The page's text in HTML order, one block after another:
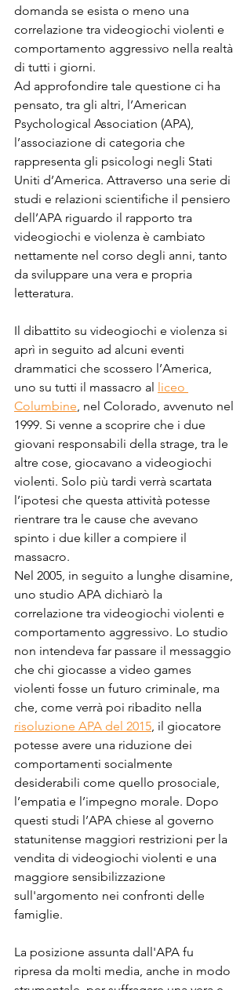
domanda se esista o meno una
correlazione tra videogiochi violenti e
comportamento aggressivo nella realtà
di tutti i giorni.
Ad approfondire tale questione ci ha
pensato, tra gli altri, l’American
Psychological Association (APA),
l’associazione di categoria che
rappresenta gli psicologi negli Stati
Uniti d’America. Attraverso una serie di
studi e relazioni scientifiche il pensiero
dell’APA riguardo il rapporto tra
videogiochi e violenza è cambiato
nettamente nel corso degli anni, tanto
da sviluppare una vera e propria
letteratura.
Il dibattito su videogiochi e violenza si
aprì in seguito ad alcuni eventi
drammatici che scossero l’America,
uno su tutti il massacro al liceo
Columbine , nel Colorado, avvenuto nel
1999. Si venne a scoprire che i due
giovani responsabili della strage, tra le
altre cose, giocavano a videogiochi
violenti. Solo più tardi verrà scartata
l’ipotesi che questa attività potesse
rientrare tra le cause che avevano
spinto i due killer a compiere il
massacro.
Nel 2005, in seguito a lunghe disamine,
uno studio APA dichiarò la
correlazione tra videogiochi violenti e
comportamento aggressivo. Lo studio
non intendeva far passare il messaggio
che chi giocasse a video games
violenti fosse un futuro criminale, ma
che, come verrà poi ribadito nella
risoluzione APA del 2015 , il giocatore
potesse avere una riduzione dei
comportamenti socialmente
desiderabili come quello prosociale,
l’empatia e l’impegno morale. Dopo
questi studi l’APA chiese al governo
statunitense maggiori restrizioni per la
vendita di videogiochi violenti e una
maggiore sensibilizzazione
sull'argomento nei confronti delle
famiglie.
La posizione assunta dall'APA fu
ripresa da molti media, anche in modo